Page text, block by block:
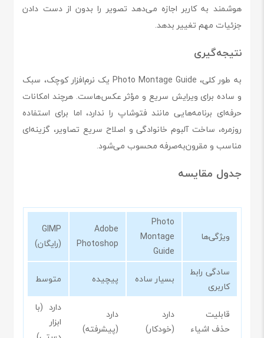
هوشمند به کاربر اجازه می‌دهد تصویر را بدون از دست دادن
جزئیات مهم تغییر بدهد.
نتیجه‌گیری
به طور کلی، Photo Montage Guide یک نرم‌افزار کوچک، سبک
و ساده برای ویرایش سریع و مؤثر عکس‌هاست. هرچند امکانات
حرفه‌ای برنامه‌هایی مانند فتوشاپ را ندارد، اما برای استفاده
روزمره، ساخت آلبوم خانوادگی و اصلاح سریع تصاویر، گزینه‌ای
مناسب و مقرون‌به‌صرفه محسوب می‌شود.
جدول مقایسه
ویژگی‌ها
Photo
Montage
Guide
Adobe
Photoshop
GIMP
(رایگان)
سادگی رابط
کاربری
بسیار ساده پیچیده متوسط
قابلیت
حذف اشیاء
دارد
(خودکار)
دارد
(پیشرفته)
دارد (با
ابزار